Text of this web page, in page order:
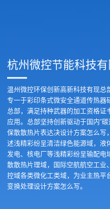
杭州微控节能科技有
温州微控环保创新高新科技有现
专一于彩印条式微安全通道传热
总部，满足持种武器的加工资格证
应用。总部坚持创新驱动于国内“
保散散热片表达决设计方案怎么写
述浅精彩纷呈清洁绿色能源域，液
发电、核电厂等浅精彩纷呈输配电
散散热片理域，国际空航航空工
控域各类微化工类域，为业主热
变换处理设计方案怎么写。